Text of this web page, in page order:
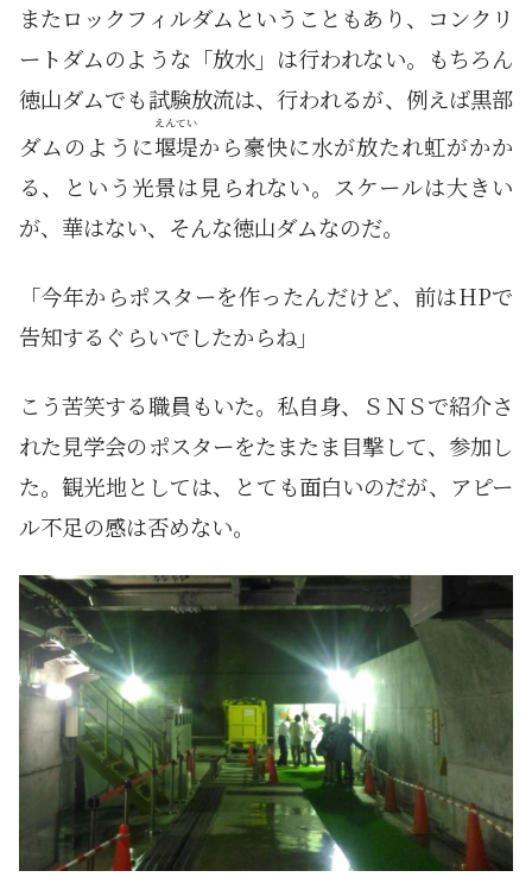
またロックフィルダムということもあり、コンクリ
ートダムのような「放水」は行われない。もちろん
徳山ダムでも試験放流は、行われるが、例えば黒部
ダムのように堰堤
えんてい
から豪快に水が放たれ虹がかか
る、という光景は見られない。スケールは大きい
が、華はない、そんな徳山ダムなのだ。
「今年からポスターを作ったんだけど、前はHPで
告知するぐらいでしたからね」
こう苦笑する職員もいた。私自身、ＳＮＳで紹介さ
れた見学会のポスターをたまたま目撃して、参加し
た。観光地としては、とても面白いのだが、アピー
ル不足の感は否めない。